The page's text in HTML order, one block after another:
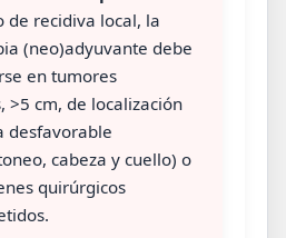
de recidiva local, la
(neo)adyuvante debe
en tumores
>5 cm, de localización
desfavorable
cabeza y cuello) o
quirúrgicos